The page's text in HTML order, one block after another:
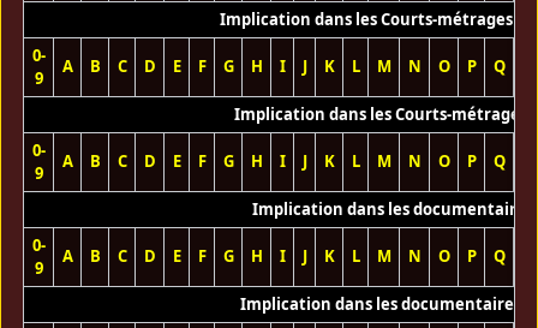
Implication dans les Courts-métrages
0-
9
A B C D E F G H I J K L M N O P Q
Implication dans les Courts-métrages
0-
9
A B C D E F G H I J K L M N O P Q
Implication dans les documentaires
0-
9
A B C D E F G H I J K L M N O P Q
Implication dans les documentaires